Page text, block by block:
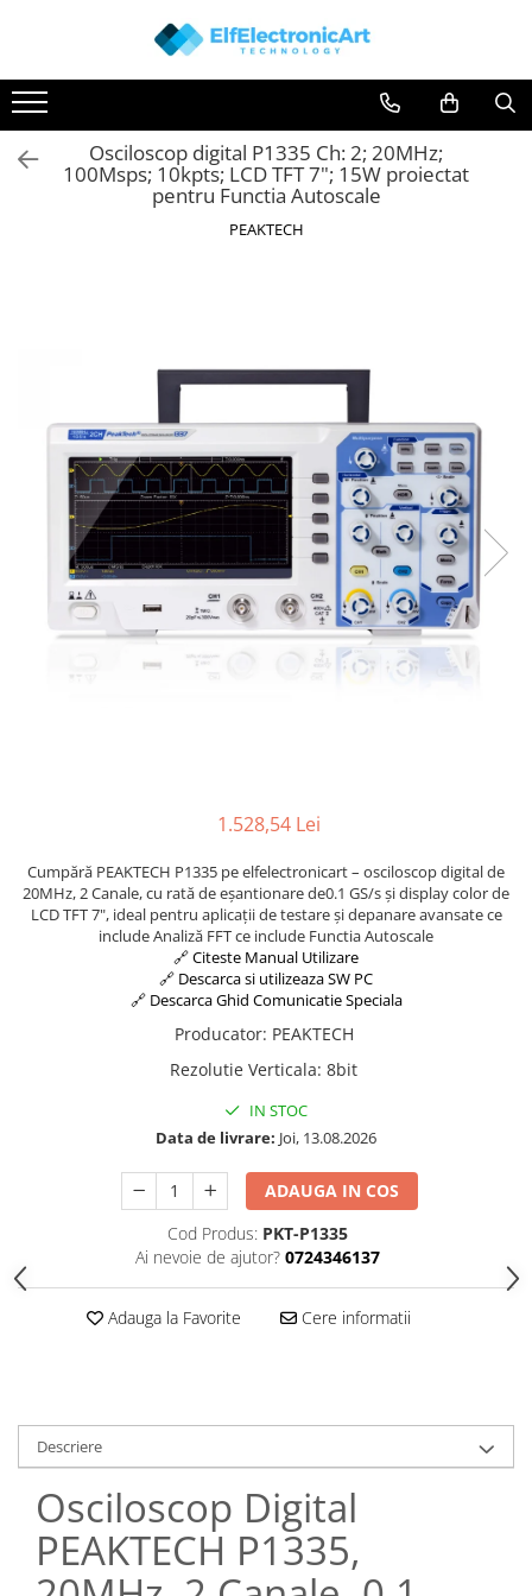
Toate Produsele
Audio
Auto
Instrumente de masura si control
Osciloscoape
Accesorii
Osciloscoape AXIOMET
Osciloscoape B&K PRECISION
Osciloscoape FLUKE
Osciloscoape GW INSTEK
Osciloscoape HANTEK
Osciloscoape TELEDYNE LECROY
Osciloscoape UNI-T
Osciloscop digital P1335 Ch: 2; 20MHz;
100Msps; 10kpts; LCD TFT 7"; 15W proiectat
pentru Functia Autoscale
PEAKTECH
1.528,54 Lei
Cumpără PEAKTECH P1335 pe elfelectronicart – osciloscop digital de
20MHz, 2 Canale, cu rată de eșantionare de0.1 GS/s și display color de
LCD TFT 7", ideal pentru aplicații de testare și depanare avansate ce
include Analiză FFT ce include Functia Autoscale
🔗 Citeste Manual Utilizare
🔗 Descarca si utilizeaza SW PC
🔗 Descarca Ghid Comunicatie Speciala
Producator: PEAKTECH
Rezolutie Verticala: 8bit
IN STOC
Data de livrare: Joi, 13.08.2026
ADAUGA IN COS
Cod Produs: PKT-P1335
Ai nevoie de ajutor? 0724346137
Adauga la Favorite Cere informatii
Descriere
Osciloscop Digital
PEAKTECH P1335,